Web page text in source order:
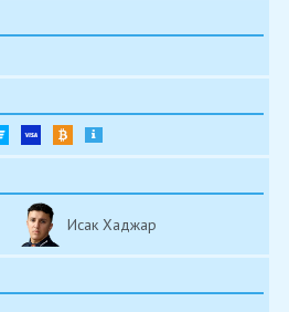
Исак Хаджар